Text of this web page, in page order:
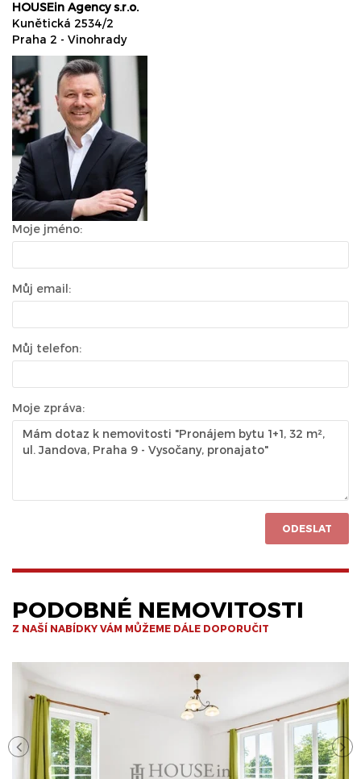
HOUSEin Agency s.r.o.
Kunětická 2534/2
Praha 2 - Vinohrady
Moje jméno:
Můj email:
Můj telefon:
Moje zpráva:
ODESLAT
PODOBNÉ NEMOVITOSTI
Z NAŠÍ NABÍDKY VÁM MŮŽEME DÁLE DOPORUČIT